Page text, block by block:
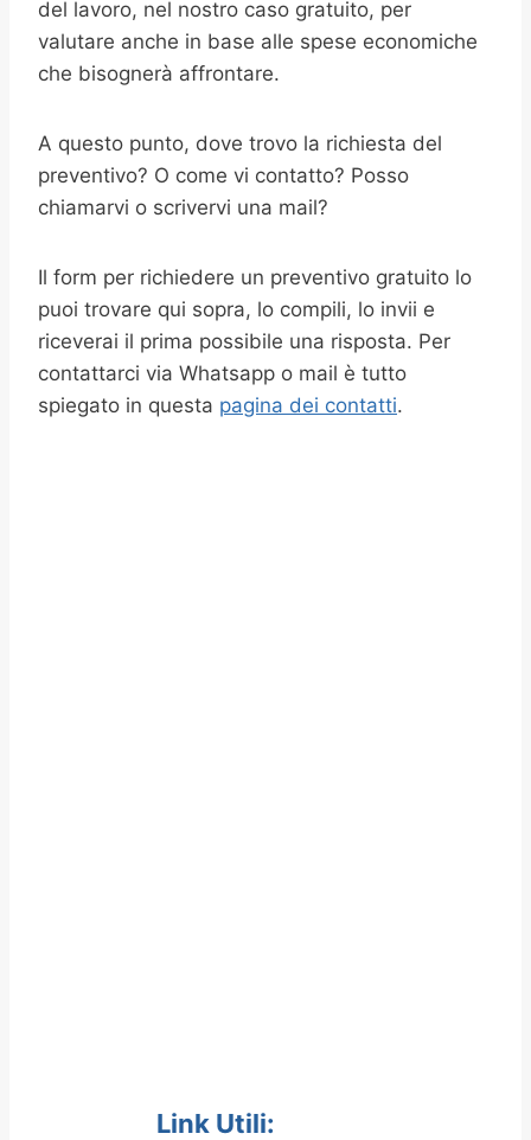
del lavoro, nel nostro caso gratuito, per
valutare anche in base alle spese economiche
che bisognerà affrontare.
A questo punto, dove trovo la richiesta del
preventivo? O come vi contatto? Posso
chiamarvi o scrivervi una mail?
Il form per richiedere un preventivo gratuito lo
puoi trovare qui sopra, lo compili, lo invii e
riceverai il prima possibile una risposta. Per
contattarci via Whatsapp o mail è tutto
spiegato in questa pagina dei contatti.
Link Utili: